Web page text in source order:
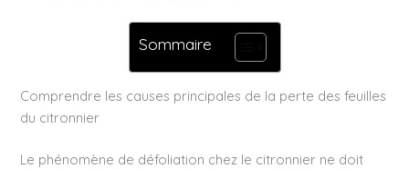
Sommaire
Comprendre les causes principales de la perte des feuilles
du citronnier
Le phénomène de défoliation chez le citronnier ne doit